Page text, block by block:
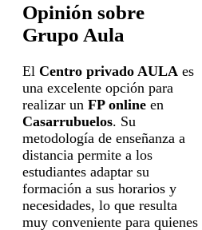
Opinión sobre
Grupo Aula
El Centro privado AULA es
una excelente opción para
realizar un FP online en
Casarrubuelos. Su
metodología de enseñanza a
distancia permite a los
estudiantes adaptar su
formación a sus horarios y
necesidades, lo que resulta
muy conveniente para quienes